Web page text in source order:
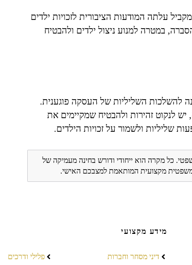
עלתה המודעות הציבורית לזכויות ילדים
במטרה למנוע ניצול ילדים ולהבטיח
להשלכות השליליות של העסקה פוגענית.
יש לנקוט זהירות ולהבטיח שמקיימים את
שליליות ולשמור על זכויות הילדים.
כל מקרה הוא ייחודי ודורש בחינה מעמיקה של
משפטית מקצועית המותאמת למצבכם האישי.
מידע מקצועי
דיני מסחר וחברות
פלילי ודרכים